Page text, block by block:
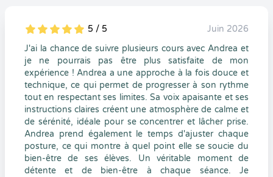
5
1
5
0 5 / 5
Juin 2026
J'ai la chance de suivre plusieurs cours avec Andrea et
je ne pourrais pas être plus satisfaite de mon
expérience ! Andrea a une approche à la fois douce et
technique, ce qui permet de progresser à son rythme
tout en respectant ses limites. Sa voix apaisante et ses
instructions claires créent une atmosphère de calme et
de sérénité, idéale pour se concentrer et lâcher prise.
Andrea prend également le temps d'ajuster chaque
posture, ce qui montre à quel point elle se soucie du
bien-être de ses élèves. Un véritable moment de
détente et de bien-être à chaque séance. Je